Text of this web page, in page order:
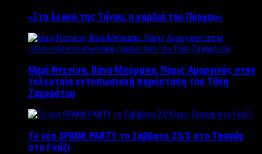
«Στο λευκό της Τήνου, η καρδιά του Πύργου»
Μιμή Ντενίση, Βάνα Μπάρμπα, Πάρις Αμοργινός στην
τελευταία εντυπωσιακή παράσταση του Τάκη
Ζαχαράτου
Το νέο SPANK PARTY το Σάββατο 23/5 στο Temple
στο Γκάζι